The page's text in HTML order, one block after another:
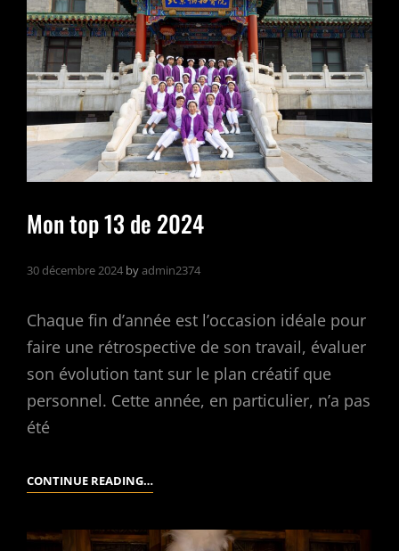
Mon top 13 de 2024
30 décembre 2024 byadmin2374
Chaque fin d’année est l’occasion idéale pour
faire une rétrospective de son travail, évaluer
son évolution tant sur le plan créatif que
personnel. Cette année, en particulier, n’a pas
été
CONTINUE READING…MON
13